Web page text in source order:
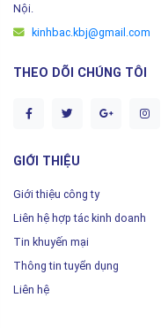
Nội.
kinhbac.kbj@gmail.com
THEO DÕI CHÚNG TÔI
GIỚI THIỆU
Giới thiệu công ty
Liên hệ hợp tác kinh doanh
Tin khuyến mại
Thông tin tuyển dụng
Liên hệ